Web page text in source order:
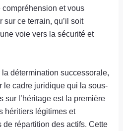
compréhension et vous
ce terrain, qu’il soit
voie vers la sécurité et
la détermination successorale,
le cadre juridique qui la sous-
sur l’héritage est la première
héritiers légitimes et
répartition des actifs. Cette